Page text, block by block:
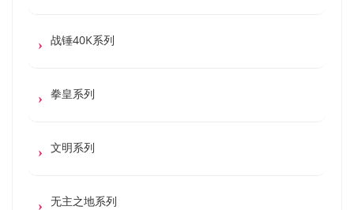
战锤40K系列
拳皇系列
文明系列
无主之地系列